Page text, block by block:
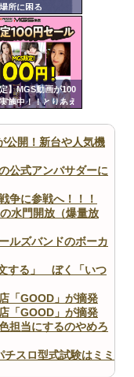
場所に困る
定】MGS動画が100
施中！！とりあえ
公開！新台や人気機
公式アンバサダーに
争に参戦へ！！！
水門開放（爆量放
ルズバンドのボーカ
する」 ぼく「いつ
「GOOD」が摘発
「GOOD」が摘発
担当にするのやめろ
チスロ型式試験はミミ